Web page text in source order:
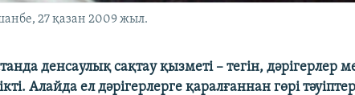
27 қазан 2009 жыл.
денсаулық сақтау қызметі – тегін, дәрігерлер
Алайда ел дәрігерлерге қаралғаннан гөрі